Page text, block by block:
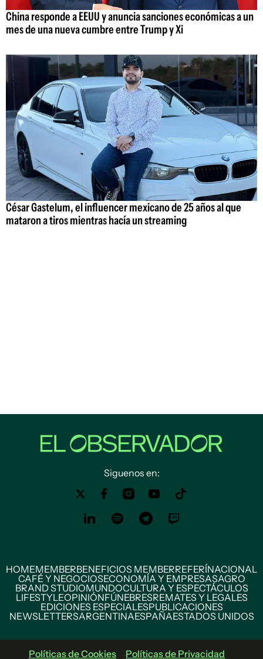
China responde a EEUU y anuncia sanciones económicas a un
mes de una nueva cumbre entre Trump y Xi
César Gastelum, el influencer mexicano de 25 años al que
mataron a tiros mientras hacía un streaming
Siguenos en:
HOMEMEMBERBENEFICIOS MEMBERREFERÍNACIONAL
CAFÉ Y NEGOCIOSECONOMÍA Y EMPRESASAGRO
BRAND STUDIOMUNDOCULTURA Y ESPECTÁCULOS
LIFESTYLEOPINIÓNFÚNEBRESREMATES Y LEGALES
EDICIONES ESPECIALESPUBLICACIONES
NEWSLETTERSARGENTINAESPAÑAESTADOS UNIDOS
Políticas de Cookies Políticas de Privacidad